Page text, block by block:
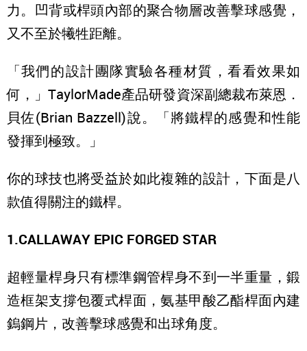
力。凹背或桿頭內部的聚合物層改善擊球感覺，
又不至於犧牲距離。
「我們的設計團隊實驗各種材質，看看效果如
何，」TaylorMade產品研發資深副總裁布萊恩．
貝佐(Brian Bazzell)說。「將鐵桿的感覺和性能
發揮到極致。」
你的球技也將受益於如此複雜的設計，下面是八
款值得關注的鐵桿。
1.CALLAWAY EPIC FORGED STAR
超輕量桿身只有標準鋼管桿身不到一半重量，鍛
造框架支撐包覆式桿面，氨基甲酸乙酯桿面內建
鎢鋼片，改善擊球感覺和出球角度。